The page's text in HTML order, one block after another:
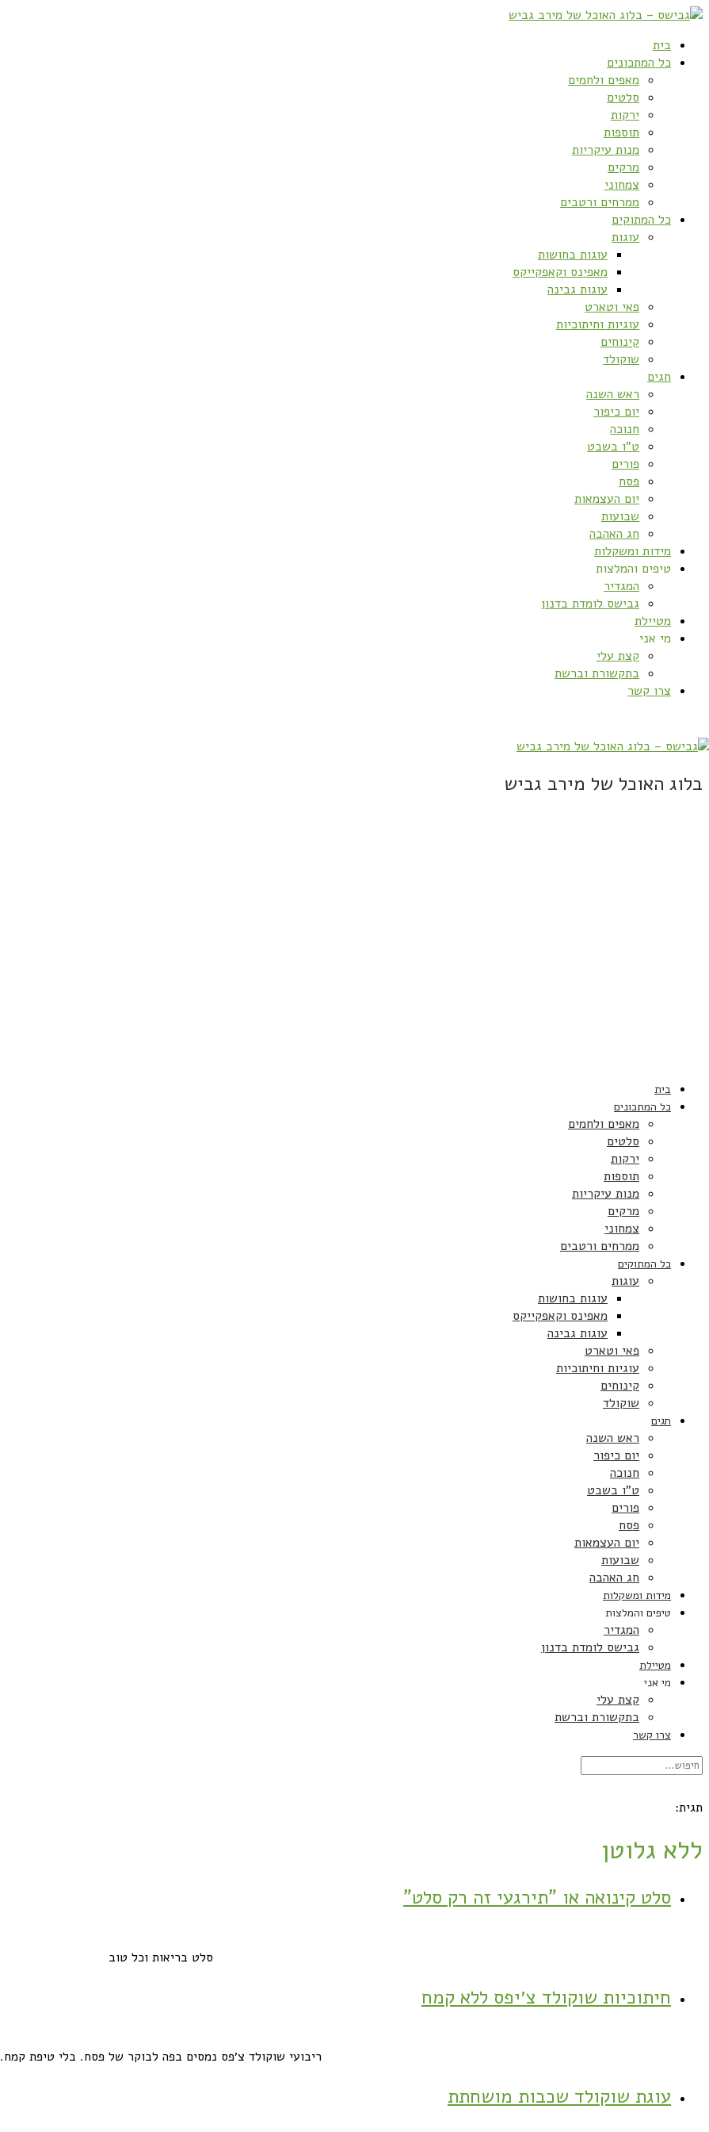
בית
כל המתכונים
מאפים ולחמים
סלטים
ירקות
תוספות
מנות עיקריות
מרקים
צמחוני
ממרחים ורטבים
כל המתוקים
עוגות
עוגות בחושות
מאפינס וקאפקייקס
עוגות גבינה
פאי וטארט
עוגיות וחיתוכיות
קינוחים
שוקולד
חגים
ראש השנה
יום כיפור
חנוכה
ט”ו בשבט
פורים
פסח
יום העצמאות
שבועות
חג האהבה
מידות ומשקלות
טיפים והמלצות
המגדיר
גבישס לומדת בדנון
מטיילת
מי אני
קצת עלי
בתקשורת וברשת
צרו קשר
בלוג האוכל של מירב גביש
בית
כל המתכונים
מאפים ולחמים
סלטים
ירקות
תוספות
מנות עיקריות
מרקים
צמחוני
ממרחים ורטבים
כל המתוקים
עוגות
עוגות בחושות
מאפינס וקאפקייקס
עוגות גבינה
פאי וטארט
עוגיות וחיתוכיות
קינוחים
שוקולד
חגים
ראש השנה
יום כיפור
חנוכה
ט”ו בשבט
פורים
פסח
יום העצמאות
שבועות
חג האהבה
מידות ומשקלות
טיפים והמלצות
המגדיר
גבישס לומדת בדנון
מטיילת
מי אני
קצת עלי
בתקשורת וברשת
צרו קשר
תגית:
ללא גלוטן
סלט קינואה או "תירגעי זה רק סלט"
סלט בריאות וכל טוב
חיתוכיות שוקולד צ׳יפס ללא קמח
ריבועי שוקולד צ׳פס נמסים בפה לבוקר של פסח. בלי טיפת קמח.
עוגת שוקולד שכבות מושחתת